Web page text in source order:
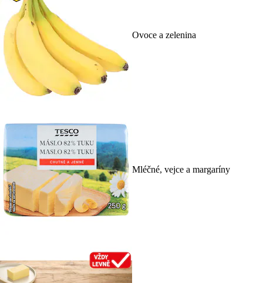
Ovoce a zelenina
Mléčné, vejce a margaríny